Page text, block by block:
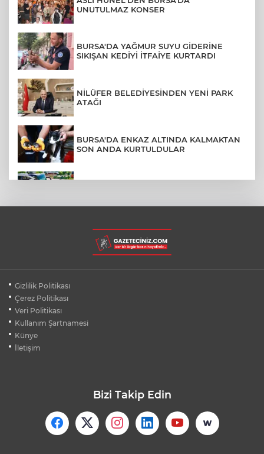
UNUTULMAZ KONSER
BURSA'DA YAĞMUR SUYU GİDERİNE
SIKIŞAN KEDİYİ İTFAİYE KURTARDI
NİLÜFER BELEDİYESİNDEN YENİ PARK
ATAĞI
BURSA'DA ENKAZ ALTINDA KALMAKTAN
SON ANDA KURTULDULAR
BURSA'DA DEPO YANGINI BİNAYA
SIÇRAMADAN SÖNDÜRÜLDÜ
SİLİVRİ'DE YANGIN: MAHSUR KALANLAR
Gizlilik Politikası
Çerez Politikası
Veri Politikası
Kullanım Şartnamesi
Künye
İletişim
Bizi Takip Edin